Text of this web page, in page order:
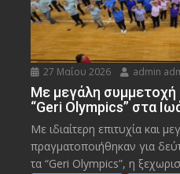
27 Μαΐου 2026 admin
Με μεγάλη συμμετοχή
“Geri Olympics” στα
Με ιδιαίτερη επιτυχία και
πραγματοποιήθηκαν για
τα “Geri Olympics”, η